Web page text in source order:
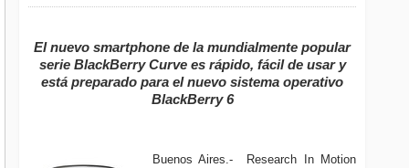
El nuevo smartphone de la mundialmente popular
serie BlackBerry Curve es rápido, fácil de usar y
está preparado para el nuevo sistema operativo
BlackBerry 6
Buenos Aires.- Research In Motion